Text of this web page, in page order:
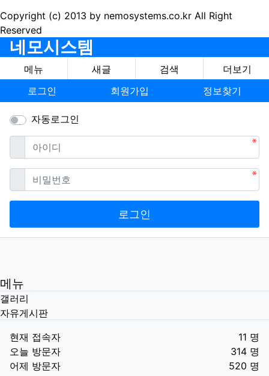
Copyright (c) 2013 by nemosystems.co.kr All Right
Reserved
네모시스템
메뉴 새글 검색
더보기
로그인
회원가입 정보찾기
자동로그인
아이디필수
비밀번호필수
로그인
메뉴
갤러리
자유게시판
현재 접속자
11 명
오늘 방문자
314 명
어제 방문자
520 명